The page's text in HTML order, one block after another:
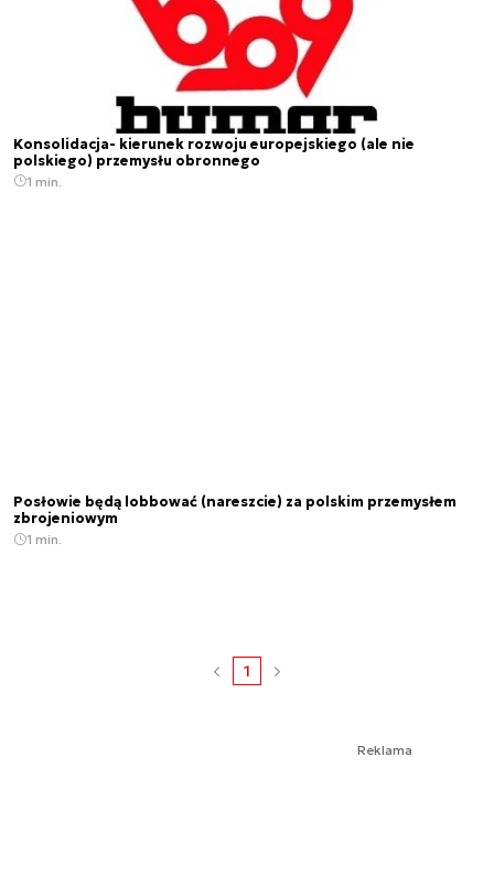
Konsolidacja- kierunek rozwoju europejskiego (ale nie
polskiego) przemysłu obronnego
1 min.
Posłowie będą lobbować (nareszcie) za polskim przemysłem
zbrojeniowym
1 min.
1
Reklama